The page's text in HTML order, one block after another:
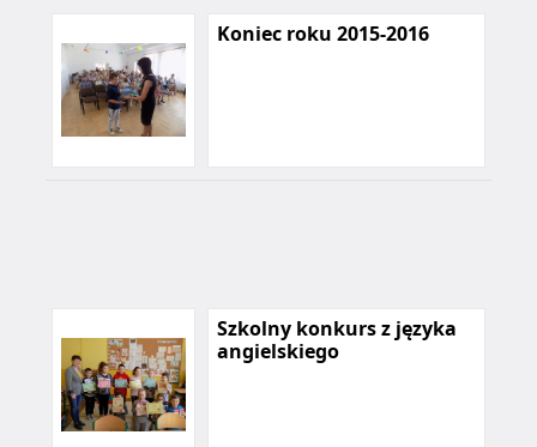
Koniec roku 2015-2016
Szkolny konkurs z języka
angielskiego